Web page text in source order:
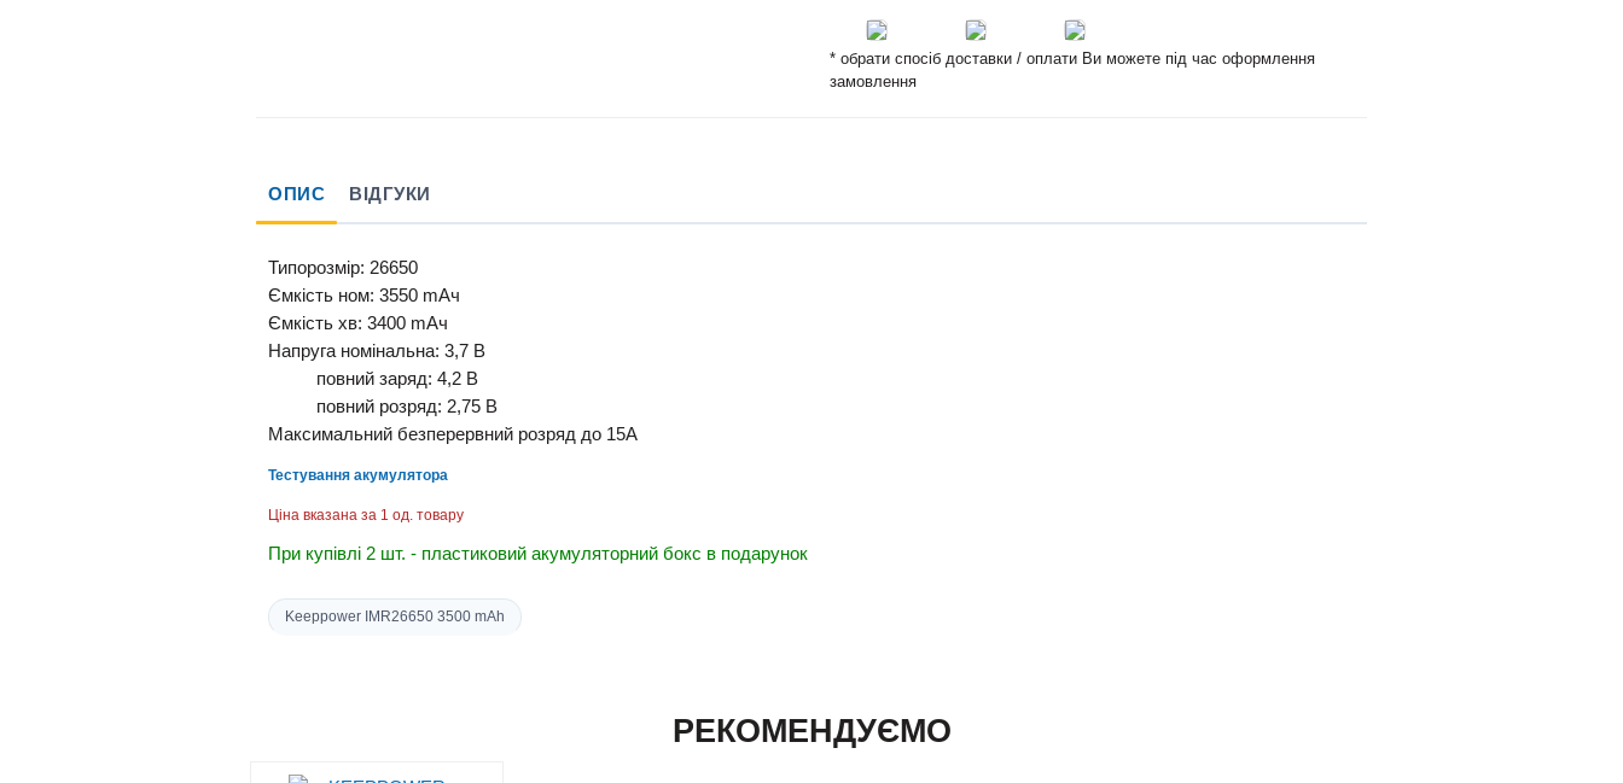
* обрати спосіб доставки / оплати Ви можете під час оформлення
замовлення
ОПИС ВІДГУКИ
Типорозмір: 26650
Ємкість ном: 3550 mAч
Ємкість хв: 3400 mAч
Напруга номінальна: 3,7 В
повний заряд: 4,2 В
повний розряд: 2,75 В
Максимальний безперервний розряд до 15А
Тестування акумулятора
Ціна вказана за 1 од. товару
При купівлі 2 шт. - пластиковий акумуляторний бокс в подарунок
Keeppower IMR26650 3500 mAh
РЕКОМЕНДУЄМО